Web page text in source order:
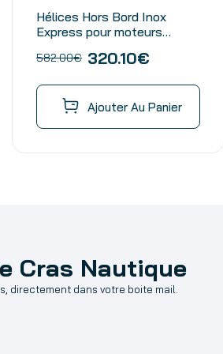
Hélices Hors Bord Inox
Express pour moteurs
Embase 4″1/4
582.00€ 320.10€
Ajouter Au Panier
Cras Nautique
directement dans votre boite mail.